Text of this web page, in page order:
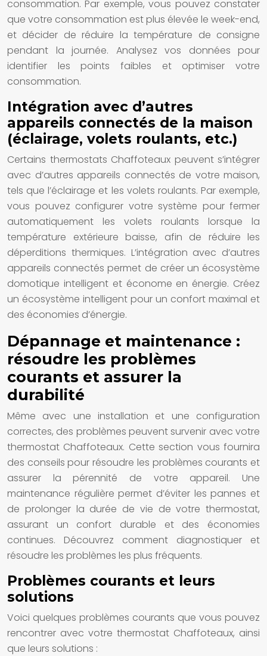
consommation. Par exemple, vous pouvez constater
que votre consommation est plus élevée le week-end,
et décider de réduire la température de consigne
pendant la journée. Analysez vos données pour
identifier les points faibles et optimiser votre
consommation.
Intégration avec d’autres
appareils connectés de la maison
(éclairage, volets roulants, etc.)
Certains thermostats Chaffoteaux peuvent s’intégrer
avec d’autres appareils connectés de votre maison,
tels que l’éclairage et les volets roulants. Par exemple,
vous pouvez configurer votre système pour fermer
automatiquement les volets roulants lorsque la
température extérieure baisse, afin de réduire les
déperditions thermiques. L’intégration avec d’autres
appareils connectés permet de créer un écosystème
domotique intelligent et économe en énergie. Créez
un écosystème intelligent pour un confort maximal et
des économies d’énergie.
Dépannage et maintenance :
résoudre les problèmes
courants et assurer la
durabilité
Même avec une installation et une configuration
correctes, des problèmes peuvent survenir avec votre
thermostat Chaffoteaux. Cette section vous fournira
des conseils pour résoudre les problèmes courants et
assurer la pérennité de votre appareil. Une
maintenance régulière permet d’éviter les pannes et
de prolonger la durée de vie de votre thermostat,
assurant un confort durable et des économies
continues. Découvrez comment diagnostiquer et
résoudre les problèmes les plus fréquents.
Problèmes courants et leurs
solutions
Voici quelques problèmes courants que vous pouvez
rencontrer avec votre thermostat Chaffoteaux, ainsi
que leurs solutions :